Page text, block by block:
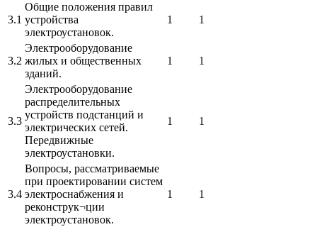
3.1
Общие положения правил
устройства
электроустановок.
1 1
3.2
Электрооборудование
жилых и общественных
зданий.
1 1
3.3
Электрооборудование
распределительных
устройств подстанций и
электрических сетей.
Передвижные
электроустановки.
1 1
3.4
Вопросы, рассматриваемые
при проектировании систем
электроснабжения и
реконструк¬ции
электроустановок.
1 1